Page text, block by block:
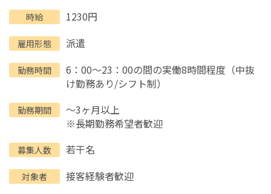
時給 1230円
雇用形態 派遣
勤務時間
6：00～23：00の間の実働8時間程度（中抜
け勤務あり/シフト制）
勤務期間
～3ヶ月以上
※長期勤務希望者歓迎
募集人数 若干名
対象者 接客経験者歓迎